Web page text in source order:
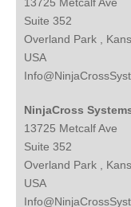
Suite 352
Overland Park ,
USA
NinjaCross
13725 Metcalf Ave
Suite 352
Overland Park ,
USA